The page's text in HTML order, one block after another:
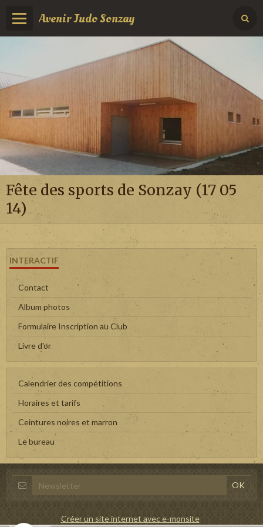
Avenir Judo Sonzay
Fête des sports de Sonzay (17 05
14)
INTERACTIF
Contact
Album photos
Formulaire Inscription au Club
Livre d'or
Calendrier des compétitions
Horaires et tarifs
Ceintures noires et marron
Le bureau
Créer un site internet avec e-monsite